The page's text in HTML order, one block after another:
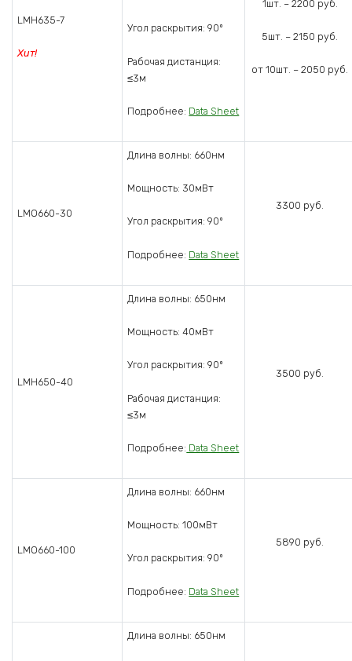
LMH635-7
Хит!
Угол раскрытия: 90º
Рабочая дистанция:
≤3м
Подробнее: Data Sheet
1шт. – 2200 руб.
5шт. – 2150 руб.
от 10шт. – 2050 руб.
LMO660-30
Длина волны: 660нм
Мощность: 30мВт
Угол раскрытия: 90º
Подробнее: Data Sheet
3300 руб.
LMH650-40
Длина волны: 650нм
Мощность: 40мВт
Угол раскрытия: 90º
Рабочая дистанция:
≤3м
Подробнее: Data Sheet
3500 руб.
LMO660-100
Длина волны: 660нм
Мощность: 100мВт
Угол раскрытия: 90º
Подробнее: Data Sheet
5890 руб.
Длина волны: 650нм